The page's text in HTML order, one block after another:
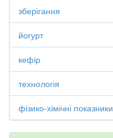
зберігання
йогурт
кефір
технологія
фізико-хімічні показники